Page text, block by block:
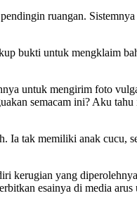
ruangan.
bukti untuk mengklaim
untuk mengirim foto
semacam ini? Aku
tak memiliki anak cucu,
kerugian yang
esainya di media arus